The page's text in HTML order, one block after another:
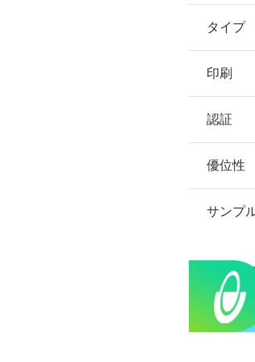
タイプ
印刷
認証
優位性
サンプ